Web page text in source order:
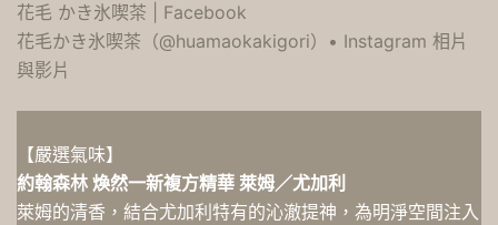
花毛 かき氷喫茶 | Facebook
花毛かき氷喫茶（@huamaokakigori）• Instagram 相片
與影片
【嚴選氣味】
約翰森林 煥然一新複方精華 萊姆／尤加利
萊姆的清香，結合尤加利特有的沁澈提神，為明淨空間注入